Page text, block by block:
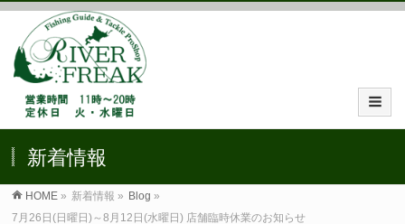
新着情報
HOME » 新着情報 » Blog »
7月26日(日曜日)～8月12日(水曜日) 店舗臨時休業のお知らせ